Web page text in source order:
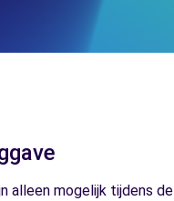
alleen mogelijk tijdens de